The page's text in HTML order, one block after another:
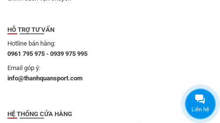
HỖ TRỢ TƯ VẤN
Hotline bán hàng:
0961 795 975 - 0939 975 995
Email góp ý:
info@thanhquansport.com
HỆ THỐNG CỬA HÀNG
Liên hệ